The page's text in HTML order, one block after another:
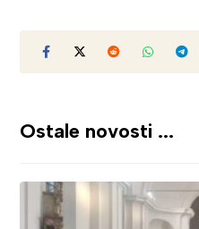
Ostale novosti ...